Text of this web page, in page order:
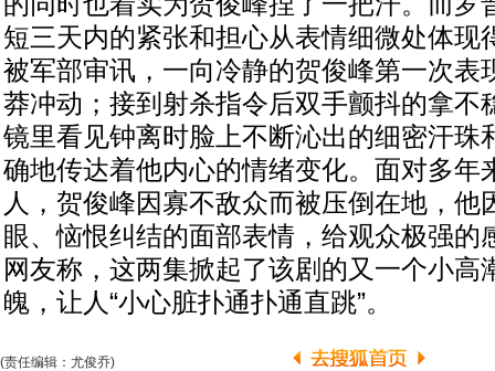
短三天内的紧张和担心从表情细微处体现
被军部审讯，一向冷静的贺俊峰第一次表
莽冲动；接到射杀指令后双手颤抖的拿不
镜里看见钟离时脸上不断沁出的细密汗珠
确地传达着他内心的情绪变化。面对多年
人，贺俊峰因寡不敌众而被压倒在地，他
眼、恼恨纠结的面部表情，给观众极强的
网友称，这两集掀起了该剧的又一个小高
魄，让人“小心脏扑通扑通直跳”。
(责任编辑：尤俊乔)